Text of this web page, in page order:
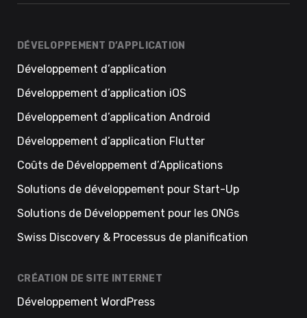
DÉVELOPPEMENT D’APPLICATION
Développement d’application
Développement d’application iOS
Développement d’application Android
Développement d’application Flutter
Coûts de Développement d’Applications
Solutions de développement pour Start-Up
Solutions de Développement pour les ONGs
Swiss Discovery & Processus de planification
CRÉATION DE SITE INTERNET
Développement WordPress